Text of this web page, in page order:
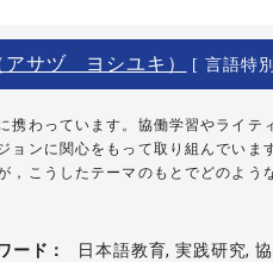
サヅ ヨシユキ） [ 言語特
携わっています。協働学習やライテ
ョンに関心をもって取り組んでいま
，こうしたテーマのもとでどのよう
ード
日本語教育, 実践研究,